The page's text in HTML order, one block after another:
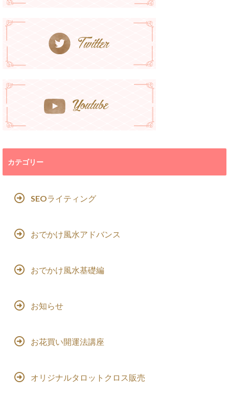
カテゴリー
SEOライティング
おでかけ風水アドバンス
おでかけ風水基礎編
お知らせ
お花買い開運法講座
オリジナルタロットクロス販売